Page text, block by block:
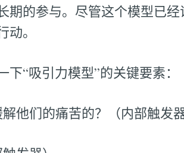
期的参与。尽管这个模型已
。
“吸引力模型”的关键要素：
他们的痛苦的？（内部触发器